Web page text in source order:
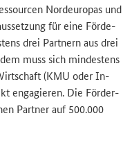
Nord­eu­ro­pas und
für eine För­de­
drei Part­nern aus drei
muss sich min­des­tens
(KMU oder In­
en­ga­gie­ren. Die För­der­
Part­ner auf 500.000